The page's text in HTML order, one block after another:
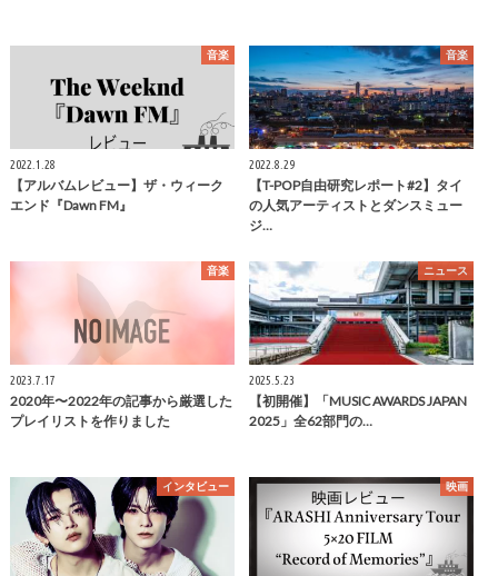
音楽
2022.1.28
【アルバムレビュー】ザ・ウィーク
エンド『Dawn FM』
音楽
2022.8.29
【T-POP自由研究レポート#2】タイ
の人気アーティストとダンスミュー
ジ…
音楽
2023.7.17
2020年〜2022年の記事から厳選した
プレイリストを作りました
ニュース
2025.5.23
【初開催】「MUSIC AWARDS JAPAN
2025」全62部門の…
インタビュー 映画